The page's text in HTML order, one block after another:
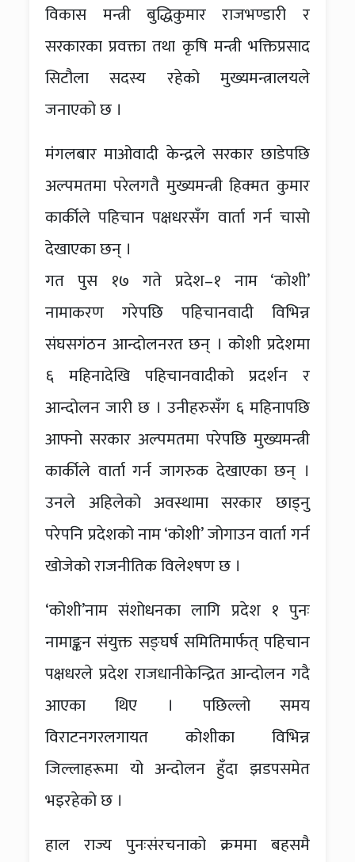
विकास मन्त्री बुद्धिकुमार राजभण्डारी र
सरकारका प्रवक्ता तथा कृषि मन्त्री भक्तिप्रसाद
सिटौला सदस्य रहेको मुख्यमन्त्रालयले
जनाएको छ ।
मंंगलबार माओवादी केन्द्रले सरकार छाडेपछि
अल्पमतमा परेलगतै मुख्यमन्त्री हिक्मत कुमार
कार्कीले पहिचान पक्षधरसँग वार्ता गर्न चासो
देखाएका छन् ।
गत पुस १७ गते प्रदेश–१ नाम ‘कोशी’
नामाकरण गरेपछि पहिचानवादी विभिन्न
संघसगंठन आन्दोलनरत छन् । कोशी प्रदेशमा
६ महिनादेखि पहिचानवादीको प्रदर्शन र
आन्दोलन जारी छ । उनीहरुसँग ६ महिनापछि
आफ्नो सरकार अल्पमतमा परेपछि मुख्यमन्त्री
कार्कीले वार्ता गर्न जागरुक देखाएका छन् ।
उनले अहिलेको अवस्थामा सरकार छाड्नु
परेपनि प्रदेशको नाम ‘कोशी’ जोगाउन वार्ता गर्न
खोजेको राजनीतिक विलेश्षण छ ।
‘कोशी’नाम संशोधनका लागि प्रदेश १ पुनः
नामाङ्कन संयुक्त सङ्घर्ष समितिमार्फत् पहिचान
पक्षधरले प्रदेश राजधानीकेन्द्रित आन्दोलन गदै
आएका थिए । पछिल्लो समय
विराटनगरलगायत कोशीका विभिन्न
जिल्लाहरूमा यो अन्दोलन हुँदा झडपसमेत
भइरहेको छ ।
हाल राज्य पुनःसंरचनाको क्रममा बहसमै